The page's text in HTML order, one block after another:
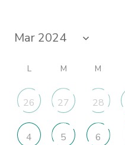
L M M
26 27 28
4 5 6